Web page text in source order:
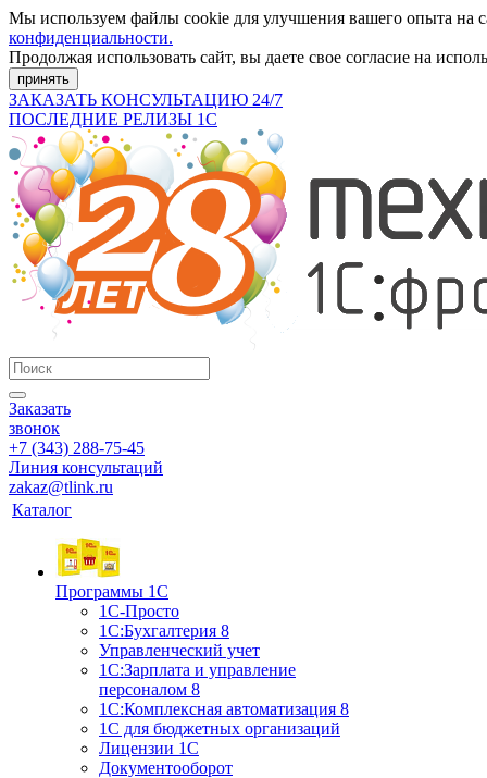
Мы используем файлы cookie для улучшения вашего опыта
конфиденциальности.
Продолжая использовать сайт, вы даете свое согласие на
принять
ЗАКАЗАТЬ КОНСУЛЬТАЦИЮ 24/7
ПОСЛЕДНИЕ РЕЛИЗЫ 1С
Заказать
звонок
+7 (343) 288-75-45
Линия консультаций
zakaz@tlink.ru
Каталог
Программы 1С
1С-Просто
1С:Бухгалтерия 8
Управленческий учет
1С:Зарплата и управление
персоналом 8
1C:Комплексная автоматизация 8
1С для бюджетных организаций
Лицензии 1С
Документооборот